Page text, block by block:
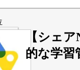
【シェ
的な学習